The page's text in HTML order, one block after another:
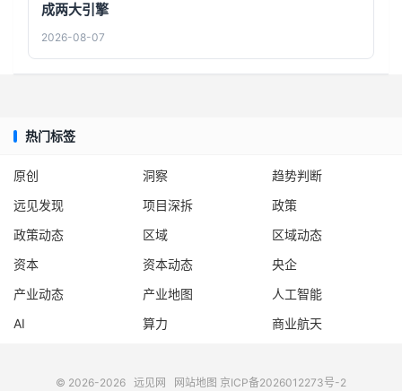
成两大引擎
2026-08-07
热门标签
原创 洞察
趋势判断
远见发现
项目深拆
政策
政策动态
区域
区域动态
资本
资本动态
央企
产业动态
产业地图
人工智能
AI
算力 商业航天
© 2026-2026 远见网 网站地图 京ICP备2026012273号-2